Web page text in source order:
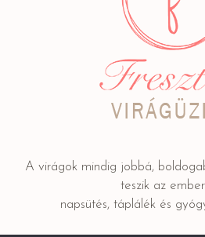
A virágok mindig jobbá,
teszik az
napsütés, táplálék és